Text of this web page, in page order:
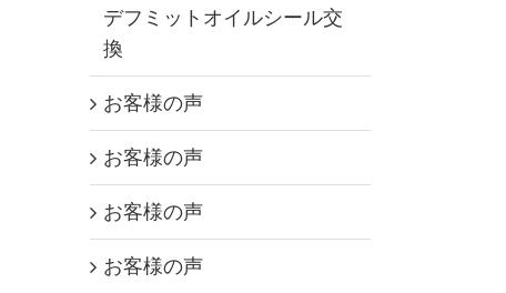
デフミットオイルシール交
換
お客様の声
お客様の声
お客様の声
お客様の声